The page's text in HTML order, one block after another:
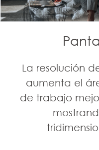
La resolución
aumenta el
de trabajo